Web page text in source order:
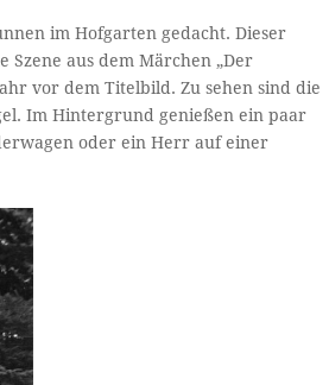
im Hofgarten gedacht. Dieser
aus dem Märchen „Der
vor dem Titelbild. Zu sehen sind die
Im Hintergrund genießen ein paar
oder ein Herr auf einer